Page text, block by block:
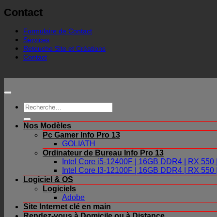
Contact
Formulaire de Contact
Services
Retouche Site et Créations
Contact
Recherche
pour :
Nos Modèles
Pc Gamer Info Pro 13
GOLIATH
Ordinateur de Bureau Info Pro 13
Intel Core i5-12400F | 16GB DDR4 | RX 550
Intel Core I3-12100F | 16GB DDR4 | RX 550
Logiciel & OS
Logiciels
Adobe
Site Internet clé en main